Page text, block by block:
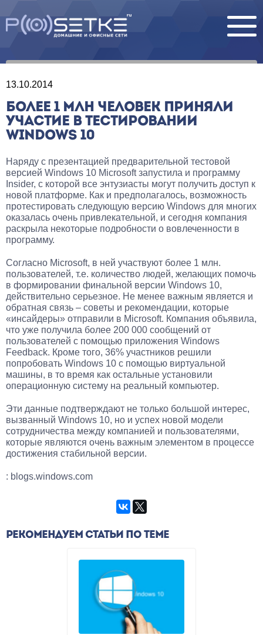
13.10.2014
БОЛЕЕ 1 МЛН ЧЕЛОВЕК ПРИНЯЛИ
УЧАСТИЕ В ТЕСТИРОВАНИИ
WINDOWS 10
Наряду с презентацией предварительной тестовой
версией Windows 10 Microsoft запустила и программу
Insider, с которой все энтузиасты могут получить доступ к
новой платформе. Как и предполагалось, возможность
протестировать следующую версию Windows для многих
оказалась очень привлекательной, и сегодня компания
раскрыла некоторые подробности о вовлеченности в
программу.
Согласно Microsoft, в ней участвуют более 1 млн.
пользователей, т.е. количество людей, желающих помочь
в формировании финальной версии Windows 10,
действительно серьезное. Не менее важным является и
обратная связь – советы и рекомендации, которые
«инсайдеры» отправили в Microsoft. Компания объявила,
что уже получила более 200 000 сообщений от
пользователей с помощью приложения Windows
Feedback. Кроме того, 36% участников решили
попробовать Windows 10 с помощью виртуальной
машины, в то время как остальные установили
операционную систему на реальный компьютер.
Эти данные подтверждают не только большой интерес,
вызванный Windows 10, но и успех новой модели
сотрудничества между компанией и пользователями,
которые являются очень важным элементом в процессе
достижения стабильной версии.
: blogs.windows.com
РЕКОМЕНДУЕМ СТАТЬИ ПО ТЕМЕ